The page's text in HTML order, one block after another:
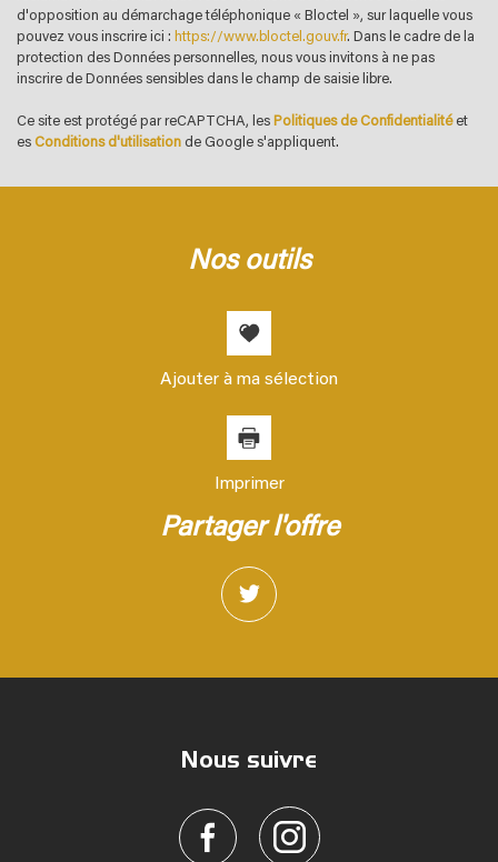
Familles sans enfant 57,79 %
Familles avec 1 ou 2 enfants 38,96 %
Appartements
d'opposition au démarchage téléphonique « Bloctel », sur laquelle vous
pouvez vous inscrire ici : https://www.bloctel.gouv.fr. Dans le cadre de la
protection des Données personnelles, nous vous invitons à ne pas
inscrire de Données sensibles dans le champ de saisie libre.
Ce site est protégé par reCAPTCHA, les Politiques de Confidentialitéet
es Conditions d'utilisation de Google s'appliquent.
nos outils
Ajouter à ma sélection
Imprimer
partager l'offre
Nous suivre